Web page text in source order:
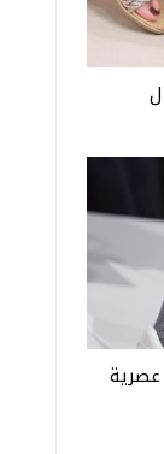
عصرية